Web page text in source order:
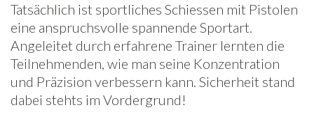
Tatsächlich ist sportliches Schiessen mit Pistolen
eine anspruchsvolle spannende Sportart.
Angeleitet durch erfahrene Trainer lernten die
Teilnehmenden, wie man seine Konzentration
und Präzision verbessern kann. Sicherheit stand
dabei stehts im Vordergrund!